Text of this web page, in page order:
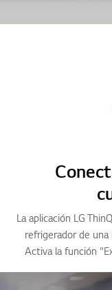
La aplicación LG
refrigerador de una
Activa la función